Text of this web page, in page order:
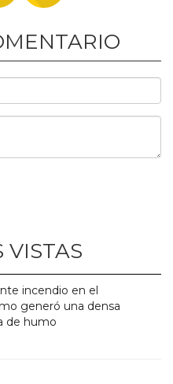
VISTAS
incendio en el
generó una densa
de humo